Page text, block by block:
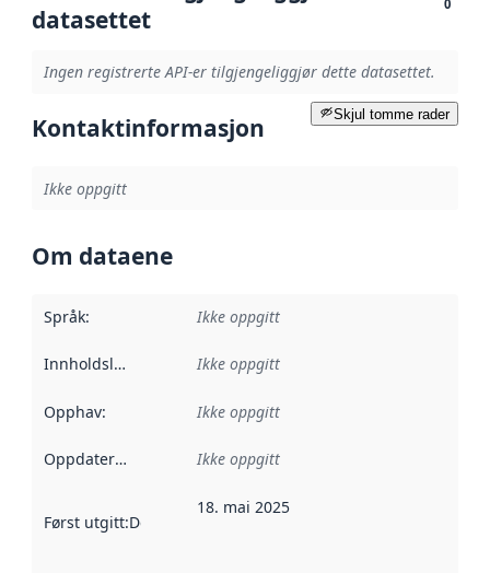
datasettet
0
Ingen registrerte API-er tilgjengeliggjør dette datasettet.
Skjul tomme rader
Kontaktinformasjon
Ikke oppgitt
Om dataene
Språk: Ikke oppgitt
Innholdsleverandører :
Ikke oppgitt
Opphav: Ikke oppgitt
Oppdateringsfrekvens :
Ikke oppgitt
Først utgitt:Denne datoen sier når dataene i dette
18. mai 2025